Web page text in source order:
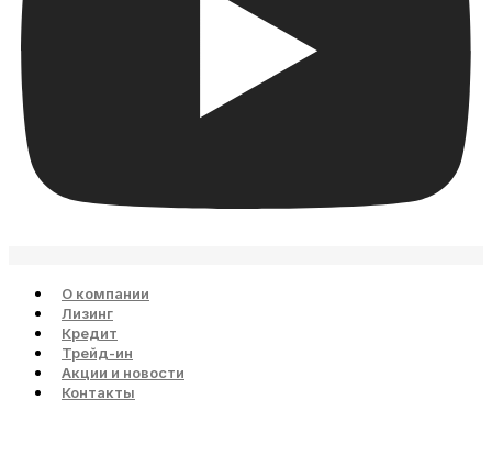
О компании
Лизинг
Кредит
Трейд-ин
Акции и новости
Контакты